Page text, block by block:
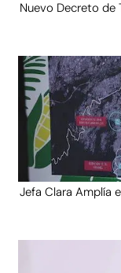
Nuevo Decreto de
Jefa Clara Amplía